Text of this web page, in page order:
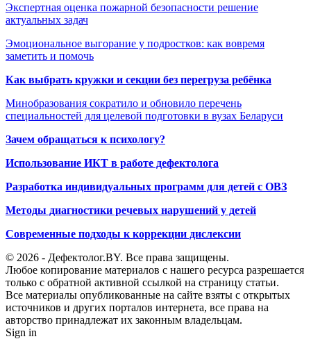
Экспертная оценка пожарной безопасности решение
актуальных задач
Эмоциональное выгорание у подростков: как вовремя
заметить и помочь
Как выбрать кружки и секции без перегруза ребёнка
Минобразования сократило и обновило перечень
специальностей для целевой подготовки в вузах Беларуси
Зачем обращаться к психологу?
Использование ИКТ в работе дефектолога
Разработка индивидуальных программ для детей с ОВЗ
Методы диагностики речевых нарушений у детей
Современные подходы к коррекции дислексии
© 2026 - Дефектолог.BY. Все права защищены.
Любое копирование материалов с нашего ресурса разрешается
только с обратной активной ссылкой на страницу статьи.
Все материалы опубликованные на сайте взяты с открытых
источников и других порталов интернета, все права на
авторство принадлежат их законным владельцам.
Sign in